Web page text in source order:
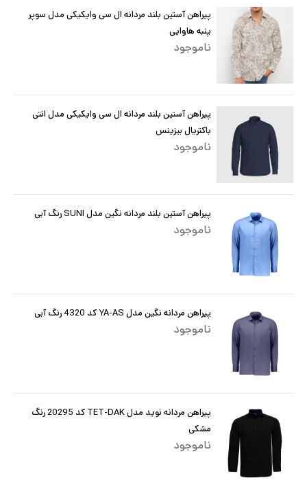
پیراهن آستین بلند مردانه ال سی وایکیکی مدل سوپر
پنبه هاوایی
ناموجود
پیراهن آستین بلند مردانه ال سی وایکیکی مدل انتی
باکتریال بیزینس
ناموجود
پیراهن آستین بلند مردانه نگین مدل SUNI رنگ آبی
ناموجود
پیراهن مردانه نگین مدل YA-AS کد 4320 رنگ آبی
ناموجود
پیراهن مردانه نوید مدل TET-DAK کد 20295 رنگ
مشکی
ناموجود